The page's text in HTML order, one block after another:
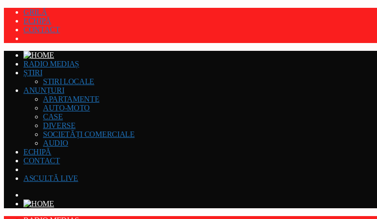
GRILĂ
ECHIPĂ
CONTACT
RADIO MEDIAȘ
ȘTIRI
STIRI LOCALE
ANUNȚURI
APARTAMENTE
AUTO-MOTO
CASE
DIVERSE
SOCIETĂȚI COMERCIALE
AUDIO
ECHIPĂ
CONTACT
ASCULTĂ LIVE